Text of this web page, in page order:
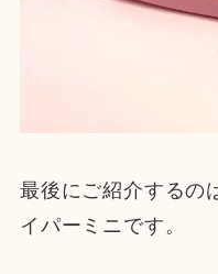
最後にご紹介するの
イパーミニです。